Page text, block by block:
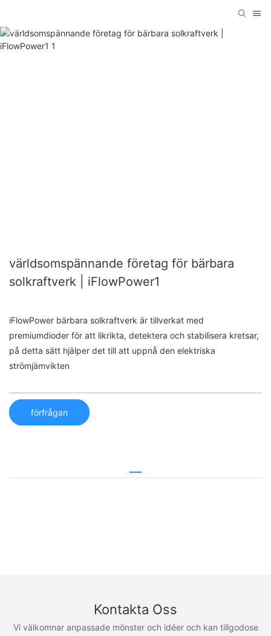
världsomspännande företag för bärbara
solkraftverk | iFlowPower1
iFlowPower bärbara solkraftverk är tillverkat med
premiumdioder för att likrikta, detektera och stabilisera kretsar,
på detta sätt hjälper det till att uppnå den elektriska
strömjämvikten
förfrågan
Kontakta Oss
Vi välkomnar anpassade mönster och idéer och kan tillgodose